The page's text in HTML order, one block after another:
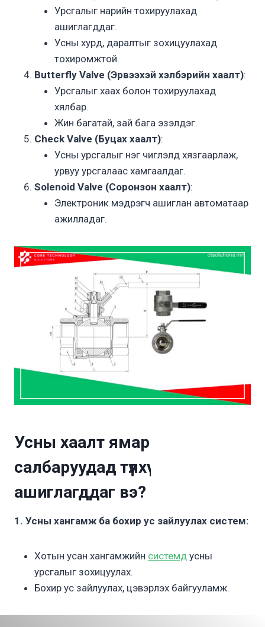
Урсгалыг нарийн тохируулахад
ашиглагддаг.
Усны хурд, даралтыг зохицуулахад
тохиромжтой.
Butterfly Valve (Эрвээхэй хэлбэрийн хаалт):
Урсгалыг хаах болон тохируулахад
хялбар.
Жин багатай, зай бага эзэлдэг.
Check Valve (Буцах хаалт):
Усны урсгалыг нэг чиглэлд хязгаарлаж,
урвуу урсгалаас хамгаалдаг.
Solenoid Valve (Соронзон хаалт):
Электроник мэдрэгч ашиглан автоматаар
ажилладаг.
Усны хаалт ямар
салбаруудад түлхүү
ашиглагддаг вэ?
1. Усны хангамж ба бохир ус зайлуулах систем:
Хотын усан хангамжийн системд усны
урсгалыг зохицуулах.
Бохир ус зайлуулах, цэвэрлэх байгууламж.